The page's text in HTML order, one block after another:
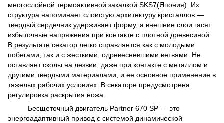
многослойной термоактивной закалкой SKS7(Япония). Их
структура напоминает слоистую архитектуру кристаллов —
твердый сердечник удерживает форму, а внешние слои гасят
избыточные напряжения при контакте с плотной древесиной.
В результате секатор легко справляется как с молодыми
побегами, так и с жесткими, одревесневшими ветвями. Не
оставляет сколы на лезвии, даже при контакте с металлом и
другими твердыми материалами, и ее основное применение в
тяжелых рабочих условиях. В секаторе предусмотрена
регулировка раскрытия ножа.
Бесщеточный двигатель Partner 670 SP — это
энергоадаптивный привод с системой динамической